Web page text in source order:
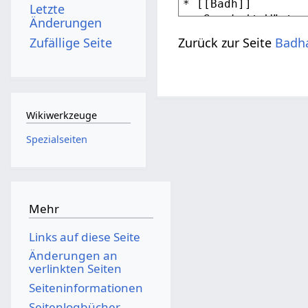
Zurück zur Seite
Letzte
Änderungen
Zufällige Seite
Wikiwerkzeuge
Spezialseiten
Mehr
Links auf diese Seite
Änderungen an
verlinkten Seiten
Seiten­­informationen